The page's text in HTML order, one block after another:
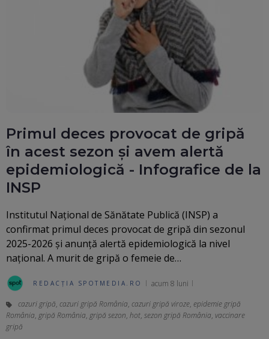
Primul deces provocat de gripă
în acest sezon și avem alertă
epidemiologică - Infografice de la
INSP
Institutul Național de Sănătate Publică (INSP) a
confirmat primul deces provocat de gripă din sezonul
2025-2026 şi anunţă alertă epidemiologică la nivel
național. A murit de gripă o femeie de…
REDACȚIA SPOTMEDIA.RO acum 8 luni
cazuri gripă, cazuri gripă România, cazuri gripă viroze, epidemie gripă
România, gripă România, gripă sezon, hot, sezon gripă România, vaccinare
gripă